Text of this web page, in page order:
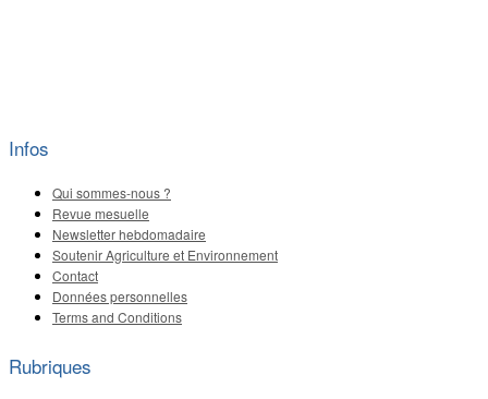
Infos
Qui sommes-nous ?
Revue mesuelle
Newsletter hebdomadaire
Soutenir Agriculture et Environnement
Contact
Données personnelles
Terms and Conditions
Rubriques